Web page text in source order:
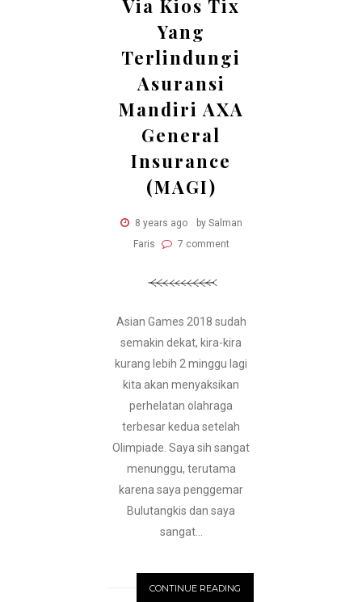
Via Kios Tix
Yang
Terlindungi
Asuransi
Mandiri AXA
General
Insurance
(MAGI)
8 years ago
by Salman
Faris
7 comment
Asian Games 2018 sudah
semakin dekat, kira-kira
kurang lebih 2 minggu lagi
kita akan menyaksikan
perhelatan olahraga
terbesar kedua setelah
Olimpiade. Saya sih sangat
menunggu, terutama
karena saya penggemar
Bulutangkis dan saya
sangat...
CONTINUE READING